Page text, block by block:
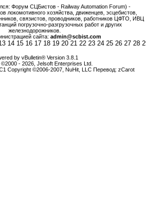
Форум СЦБистов - Railway Automation Forum) -
локомотивного хозяйства, движенцев, эсцебистов,
связистов, проводников, работников ЦФТО, ИВЦ
погрузочно-разгрузочных работ и других
железнодорожников.
сайта: admin@scbist.com
14 15 16 17 18 19 20 21 22 23 24 25 26 27 28
by vBulletin® Version 3.8.1
- 2026, Jelsoft Enterprises Ltd.
Copyright ©2006-2007, NuHit, LLC Перевод: zCarot